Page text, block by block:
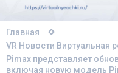
Главная
VR Новости Виртуальная
Pimax представляет
включая новую модель